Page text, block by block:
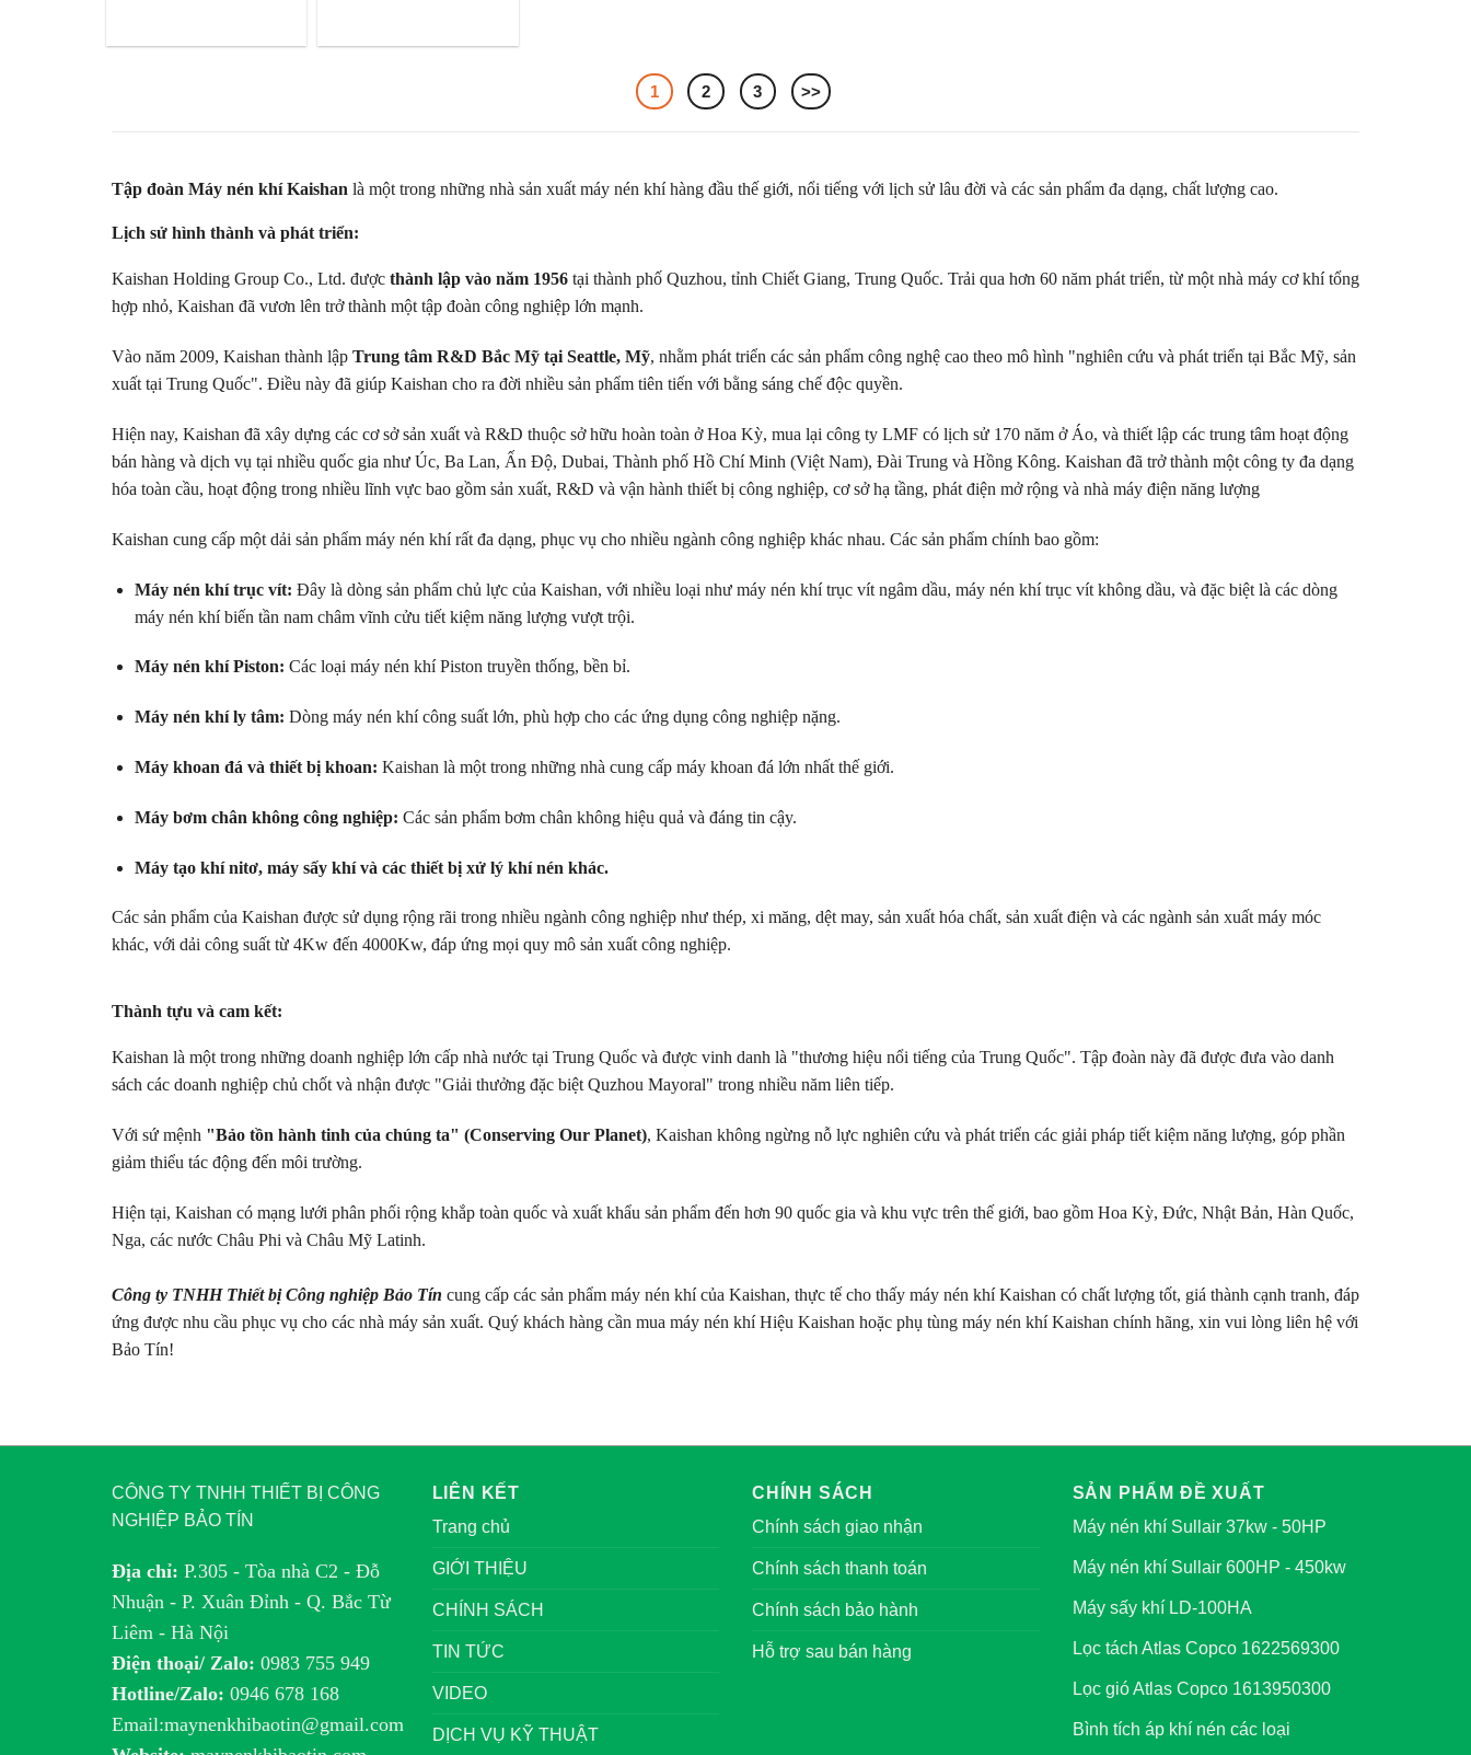
1 2 3 >>
Tập đoàn Máy nén khí Kaishan là một trong những nhà sản xuất máy nén khí hàng đầu thế giới, nổi tiếng với lịch sử lâu đời và các sản phẩm đa dạng, chất lượng cao.
Lịch sử hình thành và phát triển:
Kaishan Holding Group Co., Ltd. được thành lập vào năm 1956 tại thành phố Quzhou, tỉnh Chiết Giang, Trung Quốc. Trải qua hơn 60 năm phát triển, từ một nhà máy cơ khí tổng
hợp nhỏ, Kaishan đã vươn lên trở thành một tập đoàn công nghiệp lớn mạnh.
Vào năm 2009, Kaishan thành lập Trung tâm R&D Bắc Mỹ tại Seattle, Mỹ, nhằm phát triển các sản phẩm công nghệ cao theo mô hình "nghiên cứu và phát triển tại Bắc Mỹ, sản
xuất tại Trung Quốc". Điều này đã giúp Kaishan cho ra đời nhiều sản phẩm tiên tiến với bằng sáng chế độc quyền.
Hiện nay, Kaishan đã xây dựng các cơ sở sản xuất và R&D thuộc sở hữu hoàn toàn ở Hoa Kỳ, mua lại công ty LMF có lịch sử 170 năm ở Áo, và thiết lập các trung tâm hoạt động
bán hàng và dịch vụ tại nhiều quốc gia như Úc, Ba Lan, Ấn Độ, Dubai, Thành phố Hồ Chí Minh (Việt Nam), Đài Trung và Hồng Kông. Kaishan đã trở thành một công ty đa dạng
hóa toàn cầu, hoạt động trong nhiều lĩnh vực bao gồm sản xuất, R&D và vận hành thiết bị công nghiệp, cơ sở hạ tầng, phát điện mở rộng và nhà máy điện năng lượng
Kaishan cung cấp một dải sản phẩm máy nén khí rất đa dạng, phục vụ cho nhiều ngành công nghiệp khác nhau. Các sản phẩm chính bao gồm:
Máy nén khí trục vít: Đây là dòng sản phẩm chủ lực của Kaishan, với nhiều loại như máy nén khí trục vít ngâm dầu, máy nén khí trục vít không dầu, và đặc biệt là các dòng
máy nén khí biến tần nam châm vĩnh cửu tiết kiệm năng lượng vượt trội.
Máy nén khí Piston: Các loại máy nén khí Piston truyền thống, bền bỉ.
Máy nén khí ly tâm: Dòng máy nén khí công suất lớn, phù hợp cho các ứng dụng công nghiệp nặng.
Máy khoan đá và thiết bị khoan: Kaishan là một trong những nhà cung cấp máy khoan đá lớn nhất thế giới.
Máy bơm chân không công nghiệp: Các sản phẩm bơm chân không hiệu quả và đáng tin cậy.
Máy tạo khí nitơ, máy sấy khí và các thiết bị xử lý khí nén khác.
Các sản phẩm của Kaishan được sử dụng rộng rãi trong nhiều ngành công nghiệp như thép, xi măng, dệt may, sản xuất hóa chất, sản xuất điện và các ngành sản xuất máy móc
khác, với dải công suất từ 4Kw đến 4000Kw, đáp ứng mọi quy mô sản xuất công nghiệp.
Thành tựu và cam kết:
Kaishan là một trong những doanh nghiệp lớn cấp nhà nước tại Trung Quốc và được vinh danh là "thương hiệu nổi tiếng của Trung Quốc". Tập đoàn này đã được đưa vào danh
sách các doanh nghiệp chủ chốt và nhận được "Giải thưởng đặc biệt Quzhou Mayoral" trong nhiều năm liên tiếp.
Với sứ mệnh "Bảo tồn hành tinh của chúng ta" (Conserving Our Planet), Kaishan không ngừng nỗ lực nghiên cứu và phát triển các giải pháp tiết kiệm năng lượng, góp phần
giảm thiểu tác động đến môi trường.
Hiện tại, Kaishan có mạng lưới phân phối rộng khắp toàn quốc và xuất khẩu sản phẩm đến hơn 90 quốc gia và khu vực trên thế giới, bao gồm Hoa Kỳ, Đức, Nhật Bản, Hàn Quốc,
Nga, các nước Châu Phi và Châu Mỹ Latinh.
Công ty TNHH Thiết bị Công nghiệp Bảo Tín cung cấp các sản phẩm máy nén khí của Kaishan, thực tế cho thấy máy nén khí Kaishan có chất lượng tốt, giá thành cạnh tranh, đáp
ứng được nhu cầu phục vụ cho các nhà máy sản xuất. Quý khách hàng cần mua máy nén khí Hiệu Kaishan hoặc phụ tùng máy nén khí Kaishan chính hãng, xin vui lòng liên hệ với
Bảo Tín!
CÔNG TY TNHH THIẾT BỊ CÔNG
NGHIỆP BẢO TÍN
Địa chỉ: P.305 - Tòa nhà C2 - Đỗ
Nhuận - P. Xuân Đỉnh - Q. Bắc Từ
Liêm - Hà Nội
Điện thoại/ Zalo: 0983 755 949
Hotline/Zalo: 0946 678 168
Email:maynenkhibaotin@gmail.com
LIÊN KẾT
Trang chủ
GIỚI THIỆU
CHÍNH SÁCH
TIN TỨC
VIDEO
DỊCH VỤ KỸ THUẬT
CHÍNH SÁCH
Chính sách giao nhận
Chính sách thanh toán
Chính sách bảo hành
Hỗ trợ sau bán hàng
SẢN PHẨM ĐỀ XUẤT
Máy nén khí Sullair 37kw - 50HP
Máy nén khí Sullair 600HP - 450kw
Máy sấy khí LD-100HA
Lọc tách Atlas Copco 1622569300
Lọc gió Atlas Copco 1613950300
Bình tích áp khí nén các loại